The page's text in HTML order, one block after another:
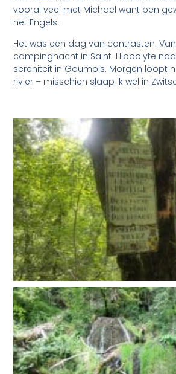
vooral veel met Michael want ben
het Engels.
Het was een dag van contrasten.
campingnacht in Saint-Hippolyte
sereniteit in Goumois. Morgen loopt
rivier – misschien slaap ik wel in